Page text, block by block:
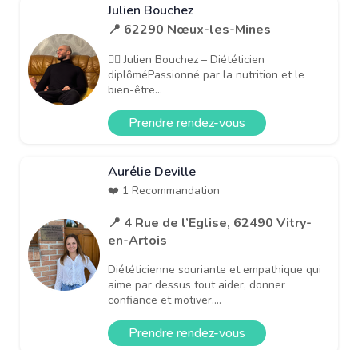
Julien Bouchez
📍 62290 Nœux-les-Mines
👨‍⚕️ Julien Bouchez – Diététicien
diplôméPassionné par la nutrition et le
bien-être...
Prendre rendez-vous
Aurélie Deville
❤️ 1 Recommandation
📍 4 Rue de l’Eglise, 62490 Vitry-
en-Artois
Diététicienne souriante et empathique qui
aime par dessus tout aider, donner
confiance et motiver....
Prendre rendez-vous